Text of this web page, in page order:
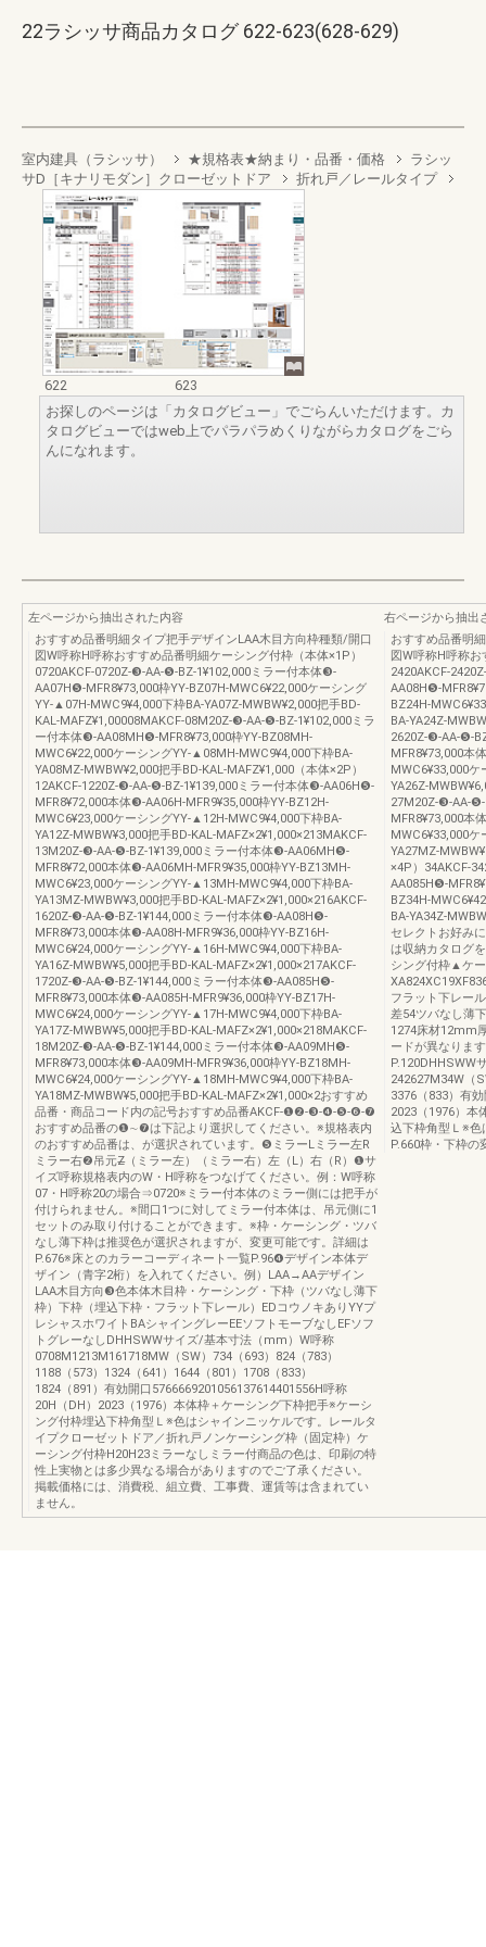
22ラシッサ商品カタログ 622-623(628-629)
室内建具（ラシッサ） ★規格表★納まり・品番・価格
ラシッ
サD［キナリモダン］クローゼットドア
折れ戸／レールタイプ
622
623
お探しのページは「カタログビュー」でごらんいただけます。カ
タログビューではweb上でパラパラめくりながらカタログをごら
んになれます。
左ページから抽出された内容
おすすめ品番明細タイプ把手デザインLAA木目方向枠種類/開口
図W呼称H呼称おすすめ品番明細ケーシング付枠（本体×1P）
0720AKCF-0720Z-❸-AA-❺-BZ-1¥102,000ミラー付本体❸-
AA07H❺-MFR8¥73,000枠YY-BZ07H-MWC6¥22,000ケーシング
YY-▲07H-MWC9¥4,000下枠BA-YA07Z-MWBW¥2,000把手BD-
KAL-MAFZ¥1,00008MAKCF-08M20Z-❸-AA-❺-BZ-1¥102,000ミラ
ー付本体❸-AA08MH❺-MFR8¥73,000枠YY-BZ08MH-
MWC6¥22,000ケーシングYY-▲08MH-MWC9¥4,000下枠BA-
YA08MZ-MWBW¥2,000把手BD-KAL-MAFZ¥1,000（本体×2P）
12AKCF-1220Z-❸-AA-❺-BZ-1¥139,000ミラー付本体❸-AA06H❺-
MFR8¥72,000本体❸-AA06H-MFR9¥35,000枠YY-BZ12H-
MWC6¥23,000ケーシングYY-▲12H-MWC9¥4,000下枠BA-
YA12Z-MWBW¥3,000把手BD-KAL-MAFZ×2¥1,000×213MAKCF-
13M20Z-❸-AA-❺-BZ-1¥139,000ミラー付本体❸-AA06MH❺-
MFR8¥72,000本体❸-AA06MH-MFR9¥35,000枠YY-BZ13MH-
MWC6¥23,000ケーシングYY-▲13MH-MWC9¥4,000下枠BA-
YA13MZ-MWBW¥3,000把手BD-KAL-MAFZ×2¥1,000×216AKCF-
1620Z-❸-AA-❺-BZ-1¥144,000ミラー付本体❸-AA08H❺-
MFR8¥73,000本体❸-AA08H-MFR9¥36,000枠YY-BZ16H-
MWC6¥24,000ケーシングYY-▲16H-MWC9¥4,000下枠BA-
YA16Z-MWBW¥5,000把手BD-KAL-MAFZ×2¥1,000×217AKCF-
1720Z-❸-AA-❺-BZ-1¥144,000ミラー付本体❸-AA085H❺-
MFR8¥73,000本体❸-AA085H-MFR9¥36,000枠YY-BZ17H-
MWC6¥24,000ケーシングYY-▲17H-MWC9¥4,000下枠BA-
YA17Z-MWBW¥5,000把手BD-KAL-MAFZ×2¥1,000×218MAKCF-
18M20Z-❸-AA-❺-BZ-1¥144,000ミラー付本体❸-AA09MH❺-
MFR8¥73,000本体❸-AA09MH-MFR9¥36,000枠YY-BZ18MH-
MWC6¥24,000ケーシングYY-▲18MH-MWC9¥4,000下枠BA-
YA18MZ-MWBW¥5,000把手BD-KAL-MAFZ×2¥1,000×2おすすめ
品番・商品コード内の記号おすすめ品番AKCF-❶❷-❸-❹-❺-❻-❼
おすすめ品番の❶∼❼は下記より選択してください。※規格表内
のおすすめ品番は、が選択されています。❺ミラーLミラー左R
ミラー右❷吊元Z̶（ミラー左）（ミラー右）左（L）右（R）❶サ
イズ呼称規格表内のW・H呼称をつなげてください。例：W呼称
07・H呼称20の場合⇒0720※ミラー付本体のミラー側には把手が
付けられません。※間口1つに対してミラー付本体は、吊元側に1
セットのみ取り付けることができます。※枠・ケーシング・ツバ
なし薄下枠は推奨色が選択されますが、変更可能です。詳細は
P.676※床とのカラーコーディネート一覧P.96❹デザイン本体デ
ザイン（青字2桁）を入れてください。例）LAA→AAデザイン
LAA木目方向❸色本体木目枠・ケーシング・下枠（ツバなし薄下
枠）下枠（埋込下枠・フラット下レール）EDコウノキありYYプ
レシャスホワイトBAシャイングレーEEソフトモーブなしEFソフ
トグレーなしDHHSWWサイズ/基本寸法（mm）W呼称
0708M1213M161718MW（SW）734（693）824（783）
1188（573）1324（641）1644（801）1708（833）
1824（891）有効開口5766669201056137614401556H呼称
20H（DH）2023（1976）本体枠＋ケーシング下枠把手※ケーシ
ング付枠埋込下枠角型Ｌ※色はシャインニッケルです。レールタ
イプクローゼットドア／折れ戸ノンケーシング枠（固定枠）ケ
ーシング付枠H20H23ミラーなしミラー付商品の色は、印刷の特
性上実物とは多少異なる場合がありますのでご了承ください。
掲載価格には、消費税、組立費、工事費、運賃等は含まれてい
ません。
右ページから抽出
おすすめ品番明
図W呼称H呼称
2420AKCF-
AA08H❺-
BZ24H-
BA-YA24Z-
2620Z-❸-AA-❺-
MFR8¥73,000本
MWC6¥33,000
YA26Z-
27M20Z-❸-AA-
MFR8¥73,000本
MWC6¥33,000
YA27MZ-
×4P）34AKCF-
AA085H❺-
BZ34H-
BA-YA34Z-
セレクトお好み
は収納カタログ
シング付枠▲ケ
フラット下レー
差54ツバなし薄
1274床材12mm
ードが異なりま
P.120DHHSWW
242627M34W（
3376（833）有
2023（1976）本
込下枠角型Ｌ※色
P.660枠・下枠の